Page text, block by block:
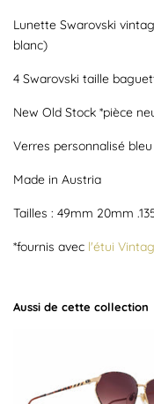
Lunette Swarovski
blanc)
4 Swarovski taille
New Old Stock *pièce
Verres personnalisé
Made in Austria
Tailles : 49mm 20mm
*fournis avec l'étui
Aussi de cette collection